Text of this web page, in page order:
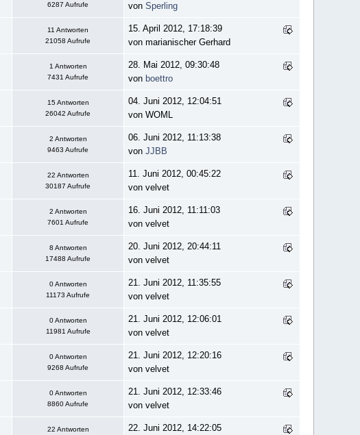
6287 Aufrufe
vonSperling
11 Antworten
21058 Aufrufe
15. April 2012, 17:18:39
von marianischer Gerhard
1 Antworten
7431 Aufrufe
28. Mai 2012, 09:30:48
von boettro
15 Antworten
26042 Aufrufe
04. Juni 2012, 12:04:51
von WOML
2 Antworten
9463 Aufrufe
06. Juni 2012, 11:13:38
vonJJBB
22 Antworten
30187 Aufrufe
11. Juni 2012, 00:45:22
von velvet
2 Antworten
7601 Aufrufe
16. Juni 2012, 11:11:03
von velvet
8 Antworten
17488 Aufrufe
20. Juni 2012, 20:44:11
von velvet
0 Antworten
11173 Aufrufe
21. Juni 2012, 11:35:55
von velvet
0 Antworten
11981 Aufrufe
21. Juni 2012, 12:06:01
von velvet
0 Antworten
9268 Aufrufe
21. Juni 2012, 12:20:16
von velvet
0 Antworten
8860 Aufrufe
21. Juni 2012, 12:33:46
von velvet
22 Antworten
22. Juni 2012, 14:22:05